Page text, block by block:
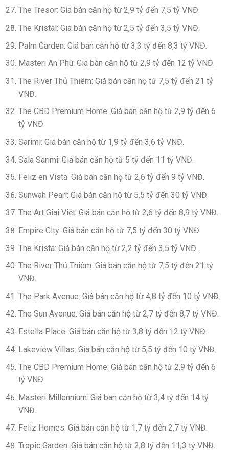
The Tresor: Giá bán căn hộ từ 2,9 tỷ đến 7,5 tỷ VNĐ.
The Kristal: Giá bán căn hộ từ 2,5 tỷ đến 3,5 tỷ VNĐ.
Palm Garden: Giá bán căn hộ từ 3,3 tỷ đến 8,3 tỷ VNĐ.
Masteri An Phú: Giá bán căn hộ từ 2,9 tỷ đến 12 tỷ VNĐ.
The River Thủ Thiêm: Giá bán căn hộ từ 7,5 tỷ đến 21 tỷ
VNĐ.
The CBD Premium Home: Giá bán căn hộ từ 2,9 tỷ đến 6
tỷ VNĐ.
Sarimi: Giá bán căn hộ từ 1,9 tỷ đến 3,6 tỷ VNĐ.
Sala Sarimi: Giá bán căn hộ từ 5 tỷ đến 11 tỷ VNĐ.
Feliz en Vista: Giá bán căn hộ từ 2,6 tỷ đến 9 tỷ VNĐ.
Sunwah Pearl: Giá bán căn hộ từ 5,5 tỷ đến 30 tỷ VNĐ.
The Art Giai Việt: Giá bán căn hộ từ 2,6 tỷ đến 8,9 tỷ VNĐ.
Empire City: Giá bán căn hộ từ 7,5 tỷ đến 30 tỷ VNĐ.
The Krista: Giá bán căn hộ từ 2,2 tỷ đến 3,5 tỷ VNĐ.
The River Thủ Thiêm: Giá bán căn hộ từ 7,5 tỷ đến 21 tỷ
VNĐ.
The Park Avenue: Giá bán căn hộ từ 4,8 tỷ đến 10 tỷ VNĐ.
The Sun Avenue: Giá bán căn hộ từ 2,7 tỷ đến 8,7 tỷ VNĐ.
Estella Place: Giá bán căn hộ từ 3,8 tỷ đến 12 tỷ VNĐ.
Lakeview Villas: Giá bán căn hộ từ 5,5 tỷ đến 10 tỷ VNĐ.
The CBD Premium Home: Giá bán căn hộ từ 2,9 tỷ đến 6
tỷ VNĐ.
Masteri Millennium: Giá bán căn hộ từ 3,4 tỷ đến 14 tỷ
VNĐ.
Feliz Homes: Giá bán căn hộ từ 1,7 tỷ đến 2,7 tỷ VNĐ.
Tropic Garden: Giá bán căn hộ từ 2,8 tỷ đến 11,3 tỷ VNĐ.